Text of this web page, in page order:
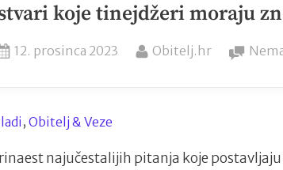
koje tinejdžeri moraju
Posted
12. prosinca 2023 By
Obitelj.hr
,Obitelj & Veze
najučestalijih pitanja koje